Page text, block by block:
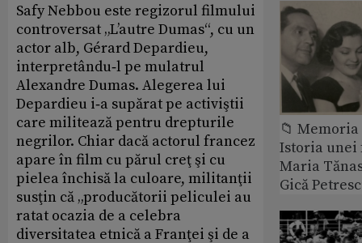
Safy Nebbou este regizorul filmului
controversat „L’autre Dumas“, cu un
actor alb, Gérard Depardieu,
interpretându‑l pe mulatrul
Alexandre Dumas. Alegerea lui
Depardieu i‑a supărat pe activiştii
care militează pentru drepturile
negrilor. Chiar dacă actorul francez
apare în film cu părul creţ şi cu
pielea închisă la culoare, militanţii
susţin că „producătorii peliculei au
ratat ocazia de a celebra
diversitatea etnică a Franţei şi de a
📁
Istoria
Maria
Gică